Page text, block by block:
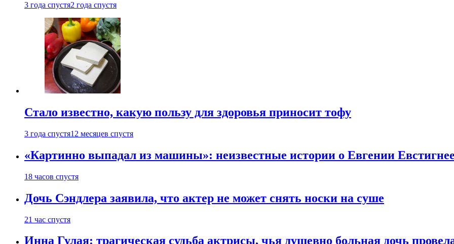
3 года спустя2 года спустя
Стало известно, какую пользу для здоровья приносит тофу
3 года спустя12 месяцев спустя
«Картинно выпадал из машины»: неизвестные истории о Евгении
18 часов спустя
Дочь Сэндлера заявила, что актер не может снять носки на суше
21 час спустя
Инна Гулая: трагическая судьба актрисы, чья душевно больная дочь